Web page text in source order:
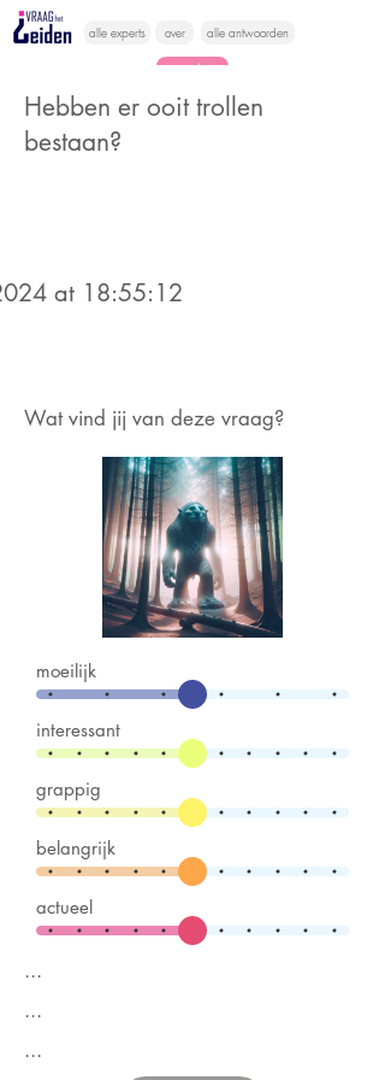
alle experts over alle antwoorden
vragen lessen
Hebben er ooit trollen
bestaan?
at 18:55:12
Wat vind jij van deze vraag?
moeilijk
interessant
grappig
belangrijk
actueel
...
...
...